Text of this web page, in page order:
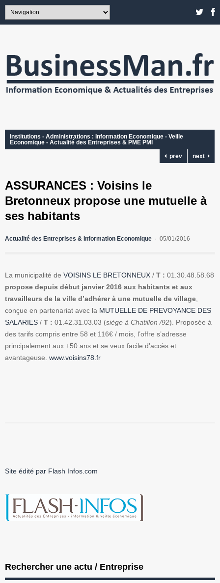
Institutions - Administrations : Information Economique - Veille
Economique - Actualité des Entreprises & PME PMI
prev
next
ASSURANCES : Voisins le
Bretonneux propose une mutuelle à
ses habitants
Actualité des Entreprises & Information Economique 05/01/2016
La municipalité de VOISINS LE BRETONNEUX / T : 01.30.48.58.68
propose depuis début janvier 2016 aux habitants et aux
travailleurs de la ville d’adhérer à une mutuelle de village,
conçue en partenariat avec la MUTUELLE DE PREVOYANCE DES
SALARIES / T : 01.42.31.03.03 (siège à Chatillon /92). Proposée à
des tarifs compris entre 58 et 116€ / mois, l’offre s’adresse
principalement aux +50 ans et se veux facile d’accès et
avantageuse. www.voisins78.fr
Site édité par Flash Infos.com
Rechercher une actu / Entreprise